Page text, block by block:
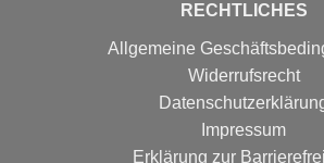
RECHTLICHES
Allgemeine
Widerrufsrecht
Impressum
Erklärung zur